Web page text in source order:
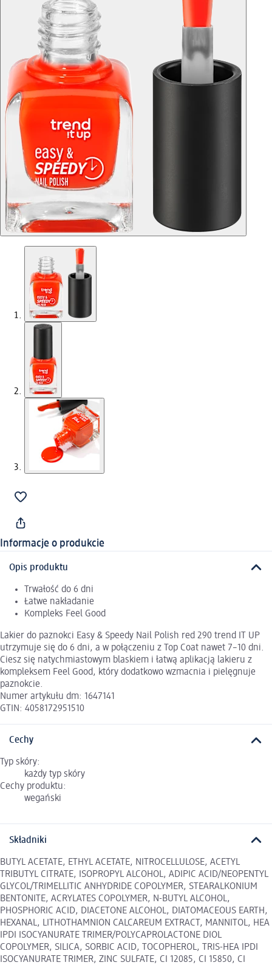
Informacje o produkcie
Opis produktu
Trwałość do 6 dni
Łatwe nakładanie
Kompleks Feel Good
Lakier do paznokci Easy & Speedy Nail Polish red 290 trend IT UP
utrzymuje się do 6 dni, a w połączeniu z Top Coat nawet 7–10 dni.
Ciesz się natychmiastowym blaskiem i łatwą aplikacją lakieru z
kompleksem Feel Good, który dodatkowo wzmacnia i pielęgnuje
paznokcie.
Numer artykułu dm: 1647141
GTIN: 4058172951510
Cechy
Typ skóry:
każdy typ skóry
Cechy produktu:
wegański
Składniki
BUTYL ACETATE, ETHYL ACETATE, NITROCELLULOSE, ACETYL
TRIBUTYL CITRATE, ISOPROPYL ALCOHOL, ADIPIC ACID/NEOPENTYL
GLYCOL/TRIMELLITIC ANHYDRIDE COPOLYMER, STEARALKONIUM
BENTONITE, ACRYLATES COPOLYMER, N-BUTYL ALCOHOL,
PHOSPHORIC ACID, DIACETONE ALCOHOL, DIATOMACEOUS EARTH,
HEXANAL, LITHOTHAMNION CALCAREUM EXTRACT, MANNITOL, HEA
IPDI ISOCYANURATE TRIMER/POLYCAPROLACTONE DIOL
COPOLYMER, SILICA, SORBIC ACID, TOCOPHEROL, TRIS-HEA IPDI
ISOCYANURATE TRIMER, ZINC SULFATE, CI 12085, CI 15850, CI